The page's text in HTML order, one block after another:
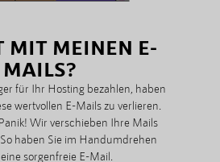
MIT MEINEN E-
MAILS?
für Ihr Hosting bezahlen, haben
wertvollen E-Mails zu verlieren.
Wir verschieben Ihre Mails
haben Sie im Handumdrehen
sorgenfreie E-Mail.